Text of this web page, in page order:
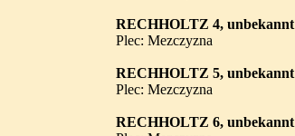
RECHHOLTZ 4, unbekannt
Plec: Mezczyzna
RECHHOLTZ 5, unbekannt
Plec: Mezczyzna
RECHHOLTZ 6, unbekannt